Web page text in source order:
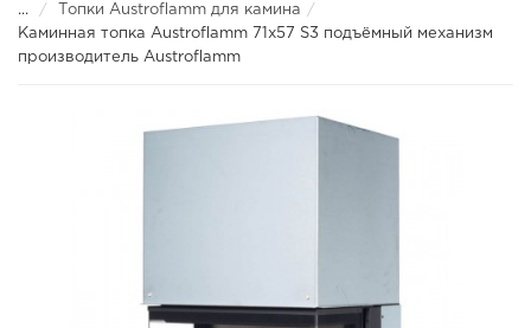
...
Топки Austroflamm для камина
Каминная топка Austroflamm 71x57 S3 подъёмный механизм
производитель Austroflamm